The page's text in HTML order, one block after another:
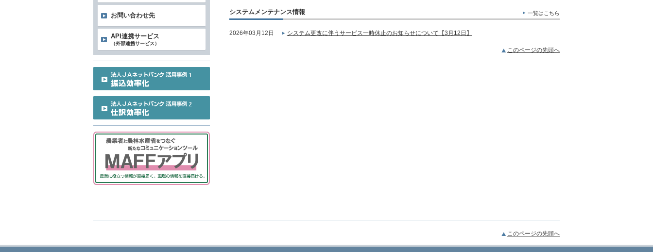
システムメンテナンス情報 一覧はこちら
2026年03月12日 システム更改に伴うサービス一時休止のお知らせについて【3月12日】
このページの先頭へ
お問い合わせ先
API連携サービス
（外部連携サービス）
このページの先頭へ